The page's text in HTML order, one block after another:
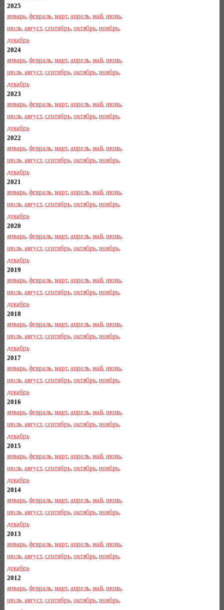
2025
январь, февраль, март, апрель, май, июнь,
июль, август, сентябрь, октябрь, ноябрь,
декабрь
2024
январь, февраль, март, апрель, май, июнь,
июль, август, сентябрь, октябрь, ноябрь,
декабрь
2023
январь, февраль, март, апрель, май, июнь,
июль, август, сентябрь, октябрь, ноябрь,
декабрь
2022
январь, февраль, март, апрель, май, июнь,
июль, август, сентябрь, октябрь, ноябрь,
декабрь
2021
январь, февраль, март, апрель, май, июнь,
июль, август, сентябрь, октябрь, ноябрь,
декабрь
2020
январь, февраль, март, апрель, май, июнь,
июль, август, сентябрь, октябрь, ноябрь,
декабрь
2019
январь, февраль, март, апрель, май, июнь,
июль, август, сентябрь, октябрь, ноябрь,
декабрь
2018
январь, февраль, март, апрель, май, июнь,
июль, август, сентябрь, октябрь, ноябрь,
декабрь
2017
январь, февраль, март, апрель, май, июнь,
июль, август, сентябрь, октябрь, ноябрь,
декабрь
2016
январь, февраль, март, апрель, май, июнь,
июль, август, сентябрь, октябрь, ноябрь,
декабрь
2015
январь, февраль, март, апрель, май, июнь,
июль, август, сентябрь, октябрь, ноябрь,
декабрь
2014
январь, февраль, март, апрель, май, июнь,
июль, август, сентябрь, октябрь, ноябрь,
декабрь
2013
январь, февраль, март, апрель, май, июнь,
июль, август, сентябрь, октябрь, ноябрь,
декабрь
2012
январь, февраль, март, апрель, май, июнь,
июль, август, сентябрь, октябрь, ноябрь,